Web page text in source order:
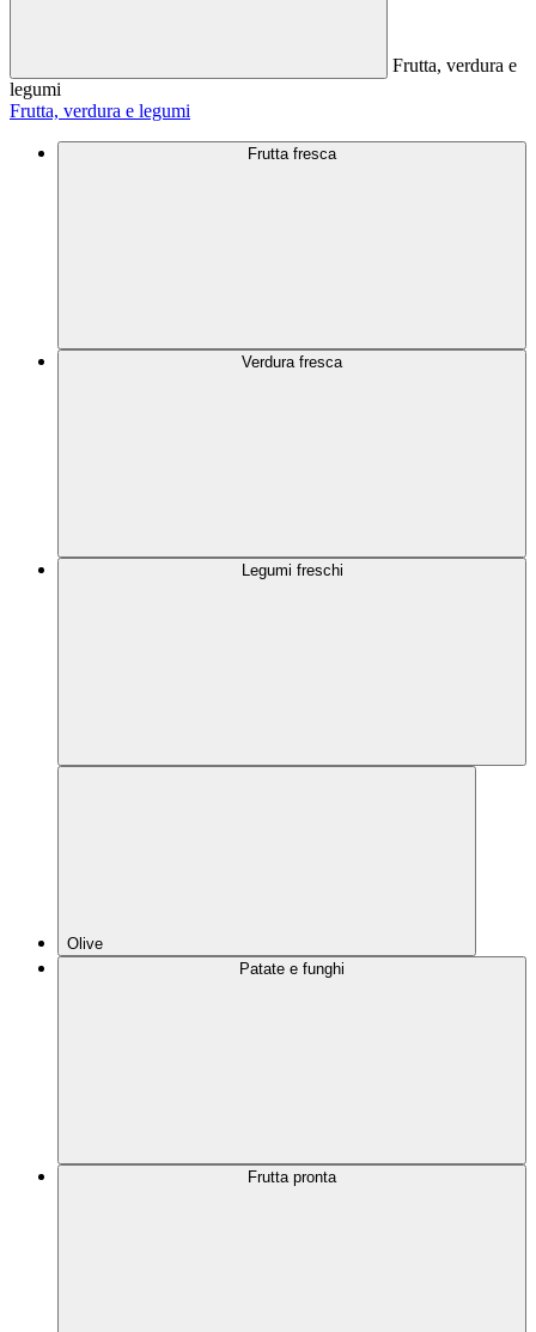
Frutta, verdura e
legumi
Frutta, verdura e legumi
Frutta fresca
Verdura fresca
Legumi freschi
Olive
Patate e funghi
Frutta pronta